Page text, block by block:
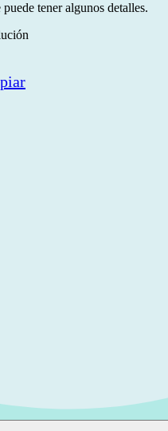
tener algunos detalles.